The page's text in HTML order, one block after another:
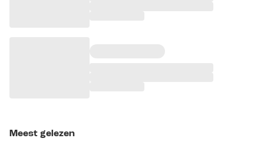
Meest gelezen